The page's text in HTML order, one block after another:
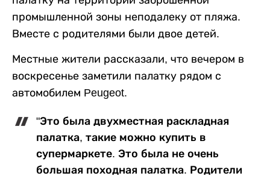
промышленной зоны неподалеку от пляжа.
Вместе с родителями были двое детей.
Местные жители рассказали, что вечером в
воскресенье заметили палатку рядом с
автомобилем Peugeot.
"Это была двухместная раскладная
палатка, такие можно купить в
супермаркете. Это была не очень
большая походная палатка. Родители